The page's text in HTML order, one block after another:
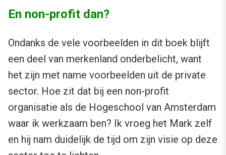
En non-profit dan?
Ondanks de vele voorbeelden in dit boek blijft
een deel van merkenland onderbelicht, want
het zijn met name voorbeelden uit de private
sector. Hoe zit dat bij een non-profit
organisatie als de Hogeschool van Amsterdam
waar ik werkzaam ben? Ik vroeg het Mark zelf
en hij nam duidelijk de tijd om zijn visie op deze